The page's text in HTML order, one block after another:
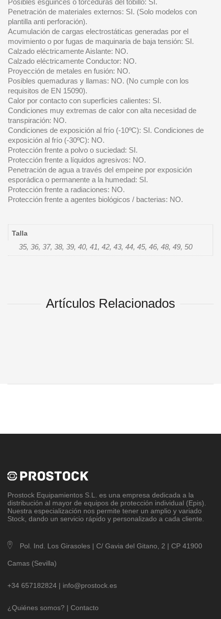
Posibles esguinces o torceduras del tobillo: SI.
Penetración de materiales externos: SI. (Solo modelos con
plantilla anti perforación).
Acumulación de cargas electrostáticas generadas por el
movimiento o por fugas de maquinaria de baja tensión: SI.
Calzado eléctricamente Aislante: NO.
Calzado eléctricamente Conductor: NO.
Proyección de metales en fusión: NO.
Posibles quemaduras y llamas: NO. (No cumple con los
requisitos de EN 15090).
Calor por contacto con superficies calientes: SI.
Condiciones muy extremas de calor con alta necesidad de
transpiración: NO.
Condiciones de exposición al frío (-10ºC): SI. Condiciones de
exposición al frío (-30ºC): NO.
Protección frente a polvo o suciedad: SI.
Protección frente a líquidos agresivos: NO.
Penetración de agua a través del empeine por exposición
esporádica o permanente a la humedad: SI.
Protección frente a radiaciones: NO.
Protección frente a agentes biológicos / bacterias: NO.
Talla
35, 36, 37, 38, 39, 40, 41, 42, 43, 44, 45, 46, 48, 49, 50
Artículos Relacionados
Prostock Equipamientos S.L
. es una empresa dedicada a la
distribución al mayor de equipos de protección individual (Epis).
Nuestra especialización nos permite tener un amplio y variado
Stock, dando un servicio rápido y personalizado a cada cliente.
Pol. Ind. Los Girasoles | C/ Gavia del Gitano, 2 | CP 41900
Camas (Sevilla)
+34 657182824 | info@prostock.es
¿Quiénes somos? | Contacto